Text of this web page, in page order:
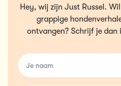
Hey, wij zijn Just Russel.
grappige
ontvangen? Schrijf je dan
name